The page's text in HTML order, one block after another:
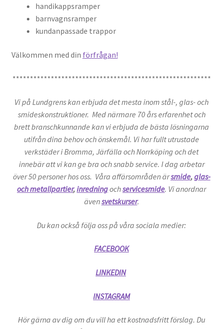
handikappsramper
barnvagnsramper
kundanpassade trappor
Välkommen med din förfrågan!
*********************************************************
Vi på Lundgrens kan erbjuda det mesta inom stål-, glas- och
smideskonstruktioner. Med närmare 70 års erfarenhet och
brett branschkunnande kan vi erbjuda de bästa lösningarna
utifrån dina behov och önskemål. Vi har fullt utrustade
verkstäder i Bromma, Järfälla och Norrköping och det
innebär att vi kan ge bra och snabb service. I dag arbetar
över 50 personer hos oss. Våra affärsområden ärsmide, glas-
och metallpartier, inredningochservicesmide. Vi anordnar
ävensvetskurser.
Du kan också följa oss på våra sociala medier:
FACEBOOK
LINKEDIN
INSTAGRAM
Hör gärna av dig om du vill ha ett kostnadsfritt förslag. Du